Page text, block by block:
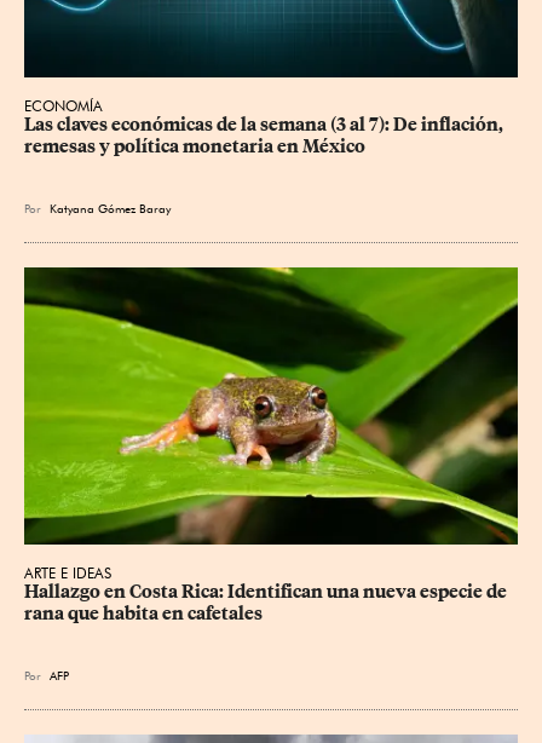
ECONOMÍA
Las claves económicas de la semana (3 al 7): De inflación,
remesas y política monetaria en México
Por Katyana Gómez Baray
ARTE E IDEAS
Hallazgo en Costa Rica: Identifican una nueva especie de
rana que habita en cafetales
Por AFP